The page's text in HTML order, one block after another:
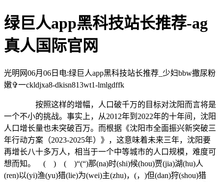
绿巨人app黑科技站长推荐-ag
真人国际官网
光明网06月06日电:绿巨人app黑科技站长推荐_少妇bbw撒尿粉
嫩✞一ckldjxa8-dkisn813wt1-lmlgdffk
按照这样的增幅，人口破千万的目标对沈阳而言将是
一个不小的挑战。事实上，从2012年到2022年的十年间，沈阳
人口增长量也未突破百万。而根据《沈阳市全面振兴新突破三
年行动方案（2023-2025年）》，这意味着未来三年，沈阳要
再增长八十多万人，相当于一个中等城市的人口规模，难度可
想而知。 ( ) ( )“(“)那(na)时(shi)候(hou)贾(jia)湖(hu)人
(ren)以(yi)渔(yu)猎(lie)为(wei)主(zhu)，(，)但(dan)狩(shou)猎